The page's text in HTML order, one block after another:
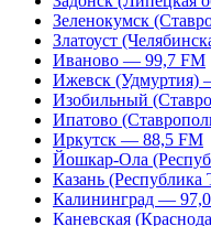
Зеленокумск
Златоуст
Иваново — 99,7 FM
Ижевск (Удмуртия)
Изобильный
Ипатово
Иркутск — 88,5 FM
Йошкар-Ола
Казань
Калининград —
Каневская